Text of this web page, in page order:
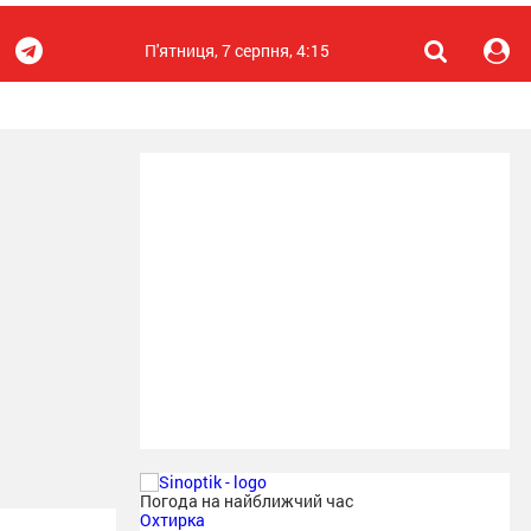
П'ятниця, 7 серпня, 4:15
Погода на найближчий час
Охтирка